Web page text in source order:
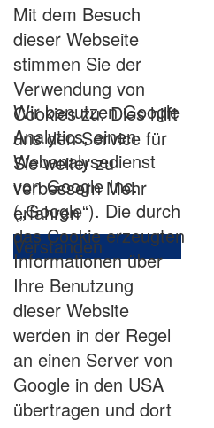
Mit dem Besuch
dieser Webseite
stimmen Sie der
Verwendung von
Cookies zu. Dies hilft
uns den Service für
Sie weiter zu
verbessernMehr
erfahren
Verstanden
Wir benutzen Google
Analytics, einen
Webanalysedienst
von Google Inc.
(„Google“). Die durch
das Cookie erzeugten
Informationen über
Ihre Benutzung
dieser Website
werden in der Regel
an einen Server von
Google in den USA
übertragen und dort